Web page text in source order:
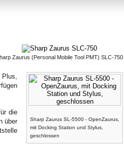
Zaurus (Personal Mobile Tool PMT) SLC-750
Sharp Zaurus SL-5500 - OpenZaurus,
mit Docking Station und Stylus,
geschlossen
die
über